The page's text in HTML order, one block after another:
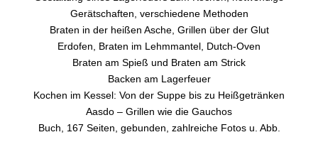
Gerätschaften, verschiedene Methoden
Braten in der heißen Asche, Grillen über der Glut
Erdofen, Braten im Lehmmantel, Dutch-Oven
Braten am Spieß und Braten am Strick
Backen am Lagerfeuer
Kochen im Kessel: Von der Suppe bis zu Heißgetränken
Aasdo – Grillen wie die Gauchos
Buch, 167 Seiten, gebunden, zahlreiche Fotos u. Abb.